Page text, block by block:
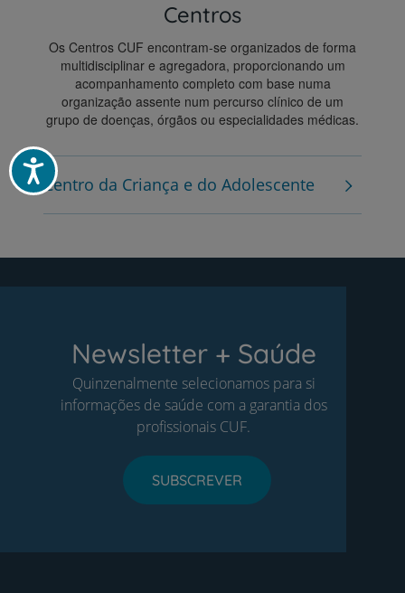
Acessibilidade
Centros
Os Centros CUF encontram-se organizados de forma
multidisciplinar e agregadora, proporcionando um
acompanhamento completo com base numa
organização assente num percurso clínico de um
grupo de doenças, órgãos ou especialidades médicas.
Centro da Criança e do Adolescente
Newsletter + Saúde
Quinzenalmente selecionamos para si
informações de saúde com a garantia dos
profissionais CUF.
SUBSCREVER